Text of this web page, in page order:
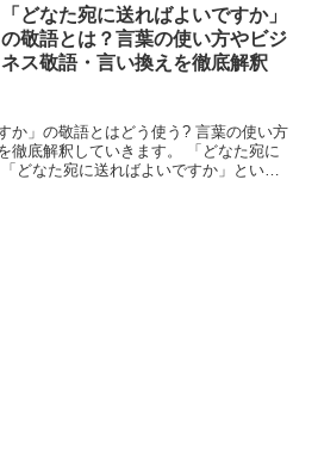
「どなた宛に送ればよいですか」
の敬語とは？言葉の使い方やビジ
ネス敬語・言い換えを徹底解釈
か」の敬語とはどう使う? 言葉の使い方
徹底解釈していきます。 「どなた宛に
どなた宛に送ればよいですか」という